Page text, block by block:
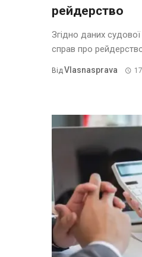
рейдерство
Згідно даних
справ про
Від Vlasnasprava